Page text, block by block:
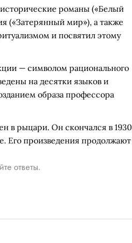
романы («Белый
(«Затерянный мир»), а также
и посвятил этому
— символом рационального
на десятки языков и
образа профессора
в рыцари. Он скончался в 1930
Его произведения продолжают
ответы.